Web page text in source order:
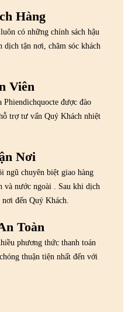
Hàng
có những chính sách hậu
dịch tận nơi, chăm sóc khách
Viên
được đào
trợ tư vấn Quý Khách nhiệt
Nơi
ngũ chuyên biệt giao hàng
và nước ngoài . Sau khi dịch
nơi đến Quý Khách.
Toàn
phương thức thanh toán
thuận tiện nhất đến với